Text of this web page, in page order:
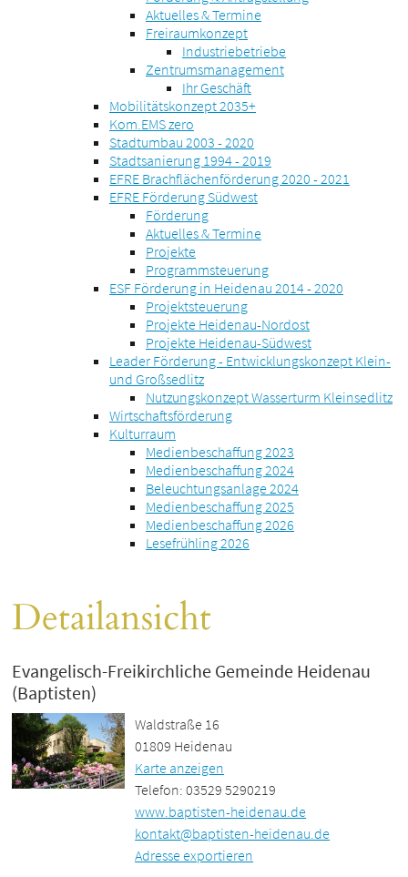
Aktuelles & Termine
Freiraumkonzept
Industriebetriebe
Zentrumsmanagement
Ihr Geschäft
Mobilitätskonzept 2035+
Kom.EMS zero
Stadtumbau 2003 - 2020
Stadtsanierung 1994 - 2019
EFRE Brachflächenförderung 2020 - 2021
EFRE Förderung Südwest
Förderung
Aktuelles & Termine
Projekte
Programmsteuerung
ESF Förderung in Heidenau 2014 - 2020
Projektsteuerung
Projekte Heidenau-Nordost
Projekte Heidenau-Südwest
Leader Förderung - Entwicklungskonzept Klein-
und Großsedlitz
Nutzungskonzept Wasserturm Kleinsedlitz
Wirtschaftsförderung
Kulturraum
Medienbeschaffung 2023
Medienbeschaffung 2024
Beleuchtungsanlage 2024
Medienbeschaffung 2025
Medienbeschaffung 2026
Lesefrühling 2026
Detailansicht
Evangelisch-Freikirchliche Gemeinde Heidenau
(Baptisten)
Waldstraße 16
01809 Heidenau
Karte anzeigen
Telefon: 03529 5290219
www.baptisten-heidenau.de
kontakt@baptisten-heidenau.de
Adresse exportieren